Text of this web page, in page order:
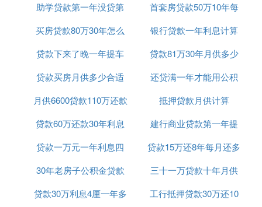
亲，您好！50万元房贷10年利息是141685元如果提
前5年还款,利息是60019元
?房贷还款方式是购房者在申请银行贷款买房且房贷
有两种选择，分别是等额本息还款和等额本金还款方
式。1、等额本息还款：把贷款的本金总额与利息总
额相加，然后平均分摊到还款期限的每个月中。还款
人每个月还给银行的金额固定不变，但每月还款额中
每月所还贷款中的利息越来越少、所还的贷款额在增
加。2、等额本金还款：将本金分摊到每个月内,同时
方式前期支付的本金和利息较多,还款负担逐月递
利率
助学贷款第一年没贷第
二年贷麻烦吗
首套房贷款50万10年每
月还多少钱
买房贷款80万30年怎么
计算公式
银行贷款一年利息计算
贷款下来了晚一年提车
可以吗
贷款81万30年月供多少
贷款买房月供多少合适
吗
还贷满一年才能用公积
金贷款吗
月供6600贷款110万还款
25年
抵押贷款月供计算
贷款60万还款30年利息
共计多少
建行商业贷款第一年提
前还款
贷款一万元一年利息四
百五
贷款15万还8年每月还多
少
30年老房子公积金贷款
期限
三十一万贷款十年月供
多少钱
贷款30万利息4厘一年多
工行抵押贷款30万还10